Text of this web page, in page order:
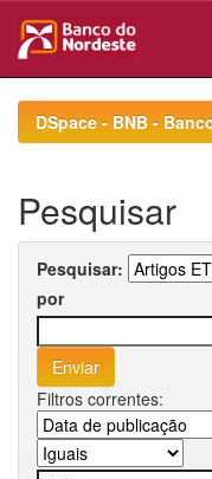
navigationDSpace - BNB -
Pesquisar
Pesquisar:
por
Filtros correntes: